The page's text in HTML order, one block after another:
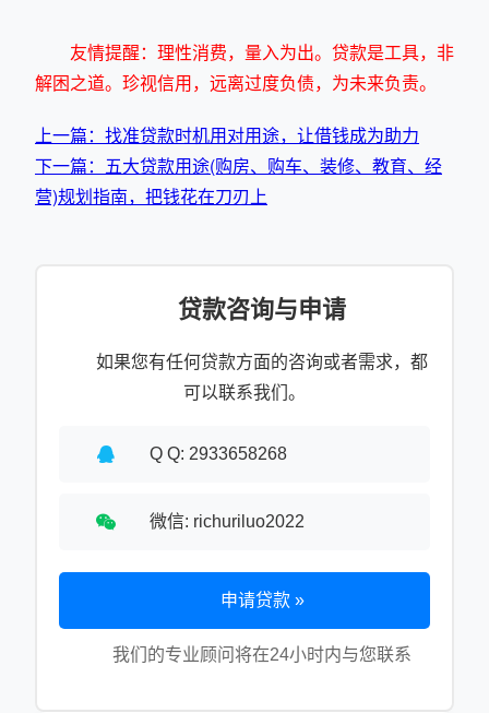
友情提醒：理性消费，量入为出。贷款是工具，非
解困之道。珍视信用，远离过度负债，为未来负责。
上一篇：找准贷款时机用对用途，让借钱成为助力
下一篇：五大贷款用途(购房、购车、装修、教育、经
营)规划指南，把钱花在刀刃上
贷款咨询与申请
如果您有任何贷款方面的咨询或者需求，都
可以联系我们。
Q Q: 2933658268
微信: richuriluo2022
申请贷款 »
我们的专业顾问将在24小时内与您联系